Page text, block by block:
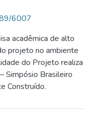
6007
acadêmica de alto
projeto no ambiente
do Projeto realiza
Simpósio Brasileiro
Construído.